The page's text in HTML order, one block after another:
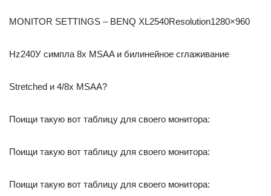
MONITOR SETTINGS – BENQ XL2540Resolution1280×960
Hz240У симпла 8х MSAA и билинейное сглаживание
Stretched и 4/8x MSAA?
Поищи такую вот таблицу для своего монитора:
Поищи такую вот таблицу для своего монитора:
Поищи такую вот таблицу для своего монитора: